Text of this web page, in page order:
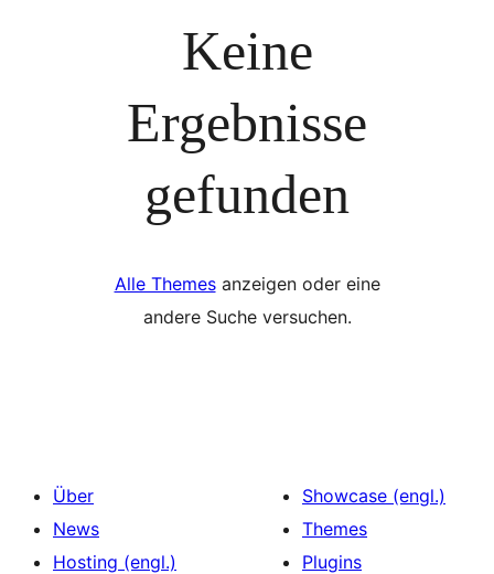
Keine
Ergebnisse
gefunden
Alle Themesanzeigen oder eine
andere Suche versuchen.
Über
News
Hosting (engl.)
Showcase (engl.)
Themes
Plugins